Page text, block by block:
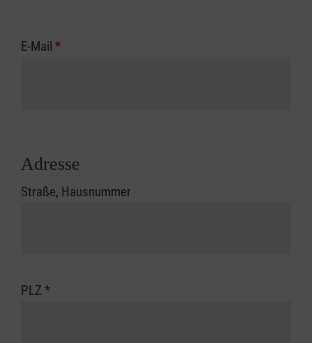
E-Mail *
Adresse
Straße, Hausnummer
PLZ *